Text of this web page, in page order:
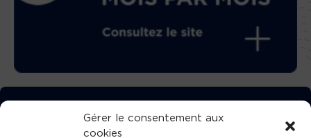
Gérer le consentement aux
cookies
TÉLÉCHARGEZ GRATUITEMENT